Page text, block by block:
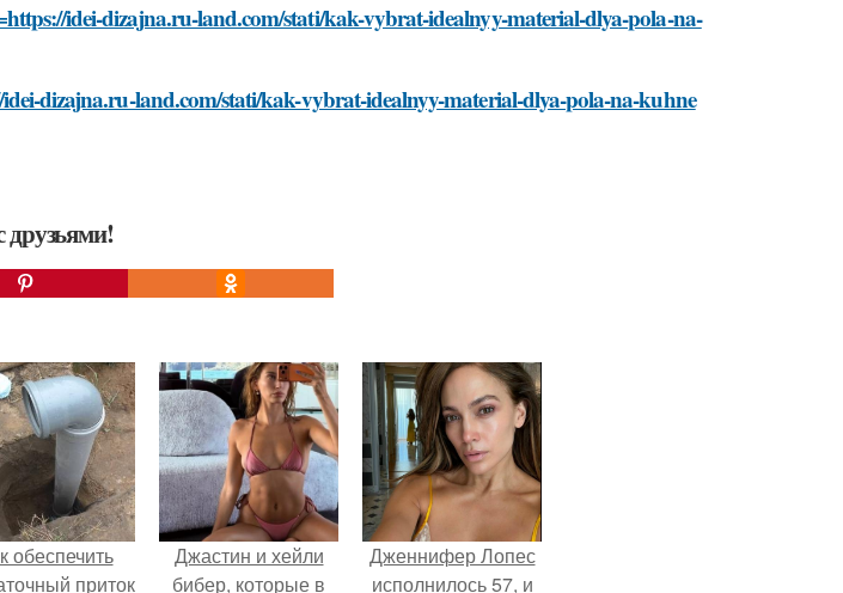
idei-dizajna.ru-land.com/stati/kak-vybrat-idealnyy-material-dlya-pola-na-
dizajna.ru-land.com/stati/kak-vybrat-idealnyy-material-dlya-pola-na-kuhne
друзьями!
обеспечить
приток
Джастин и хейли
бибер, которые в
Дженнифер Лопес
исполнилось 57, и